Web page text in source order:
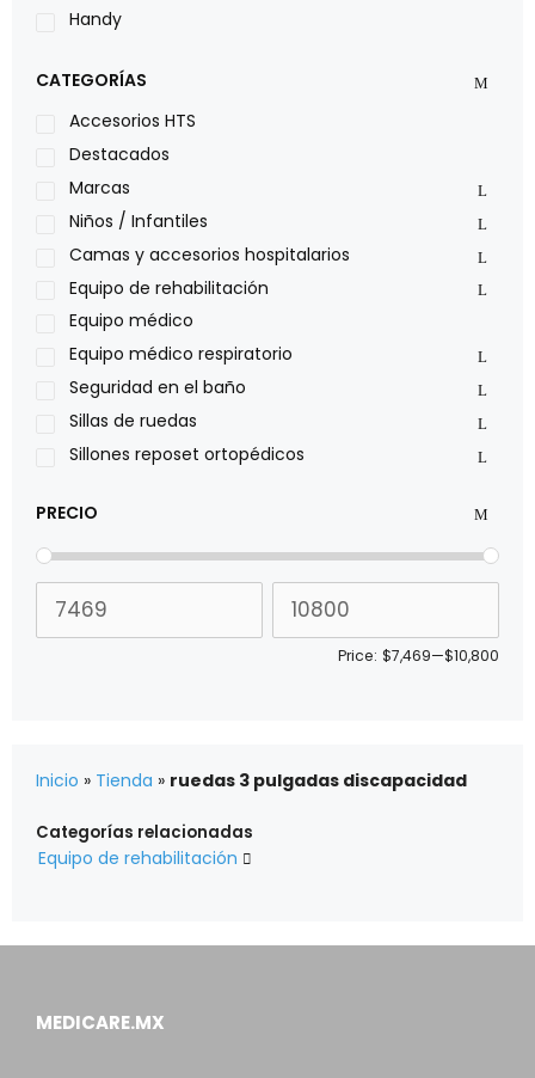
Handy
Leggero
Lumex
Medical Store
Nidek
Oxiplus
Philips
Pride
Roho
Sillas de ruedas Everest Jennings
Stealth products
Xiehe Medical
CATEGORÍAS
Accesorios HTS
Destacados
Marcas
Niños / Infantiles
Camas y accesorios hospitalarios
Equipo de rehabilitación
Equipo médico
Equipo médico respiratorio
Seguridad en el baño
Sillas de ruedas
Sillones reposet ortopédicos
PRECIO
Price: $7,469—$10,800
Inicio » Tienda » ruedas 3 pulgadas discapacidad
Categorías relacionadas
Equipo de rehabilitación 
MEDICARE.MX